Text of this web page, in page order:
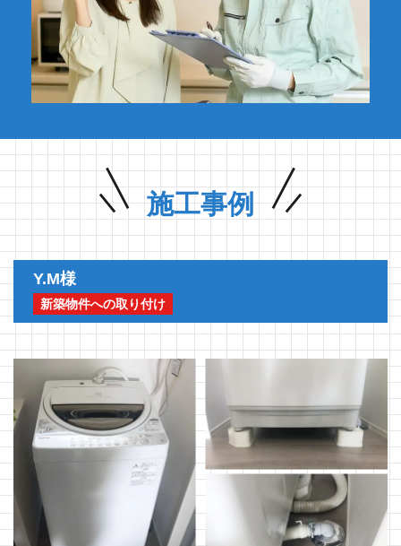
施工事例
Y.M様
新築物件への取り付け